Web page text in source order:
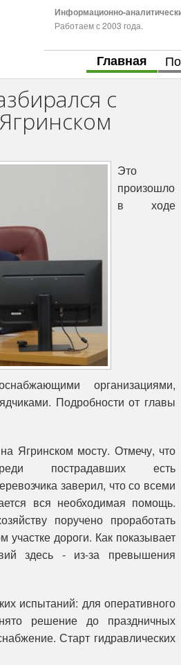
Информационно-
Работаем с 2003 года.
Главная
с
Это
произошло
в ходе
организациями,
Подробности от главы
Ягринском мосту. Отмечу, что
пострадавших есть
заверил, что со всеми
вся необходимая помощь.
поручено проработать
участке дороги. Как показывает
здесь - из-за превышения
испытаний: для оперативного
решение до праздничных
Старт гидравлических